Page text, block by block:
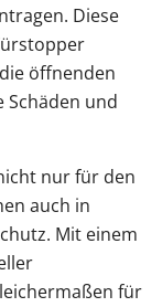
Diese
öffnenden
und
nur für den
auch in
Mit einem
für